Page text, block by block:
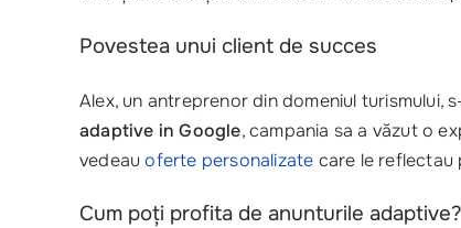
Povestea unui client de succes
Alex, un antreprenor din domeniul turismului,
adaptive in Google, campania sa a văzut o
vedeauoferte personalizate care le reflectau
Cum poți profita de anunturile adaptive?